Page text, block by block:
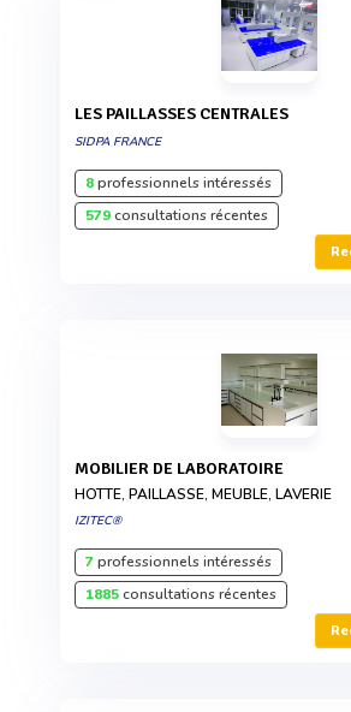
LES PAILLASSES CENTRALES
SIDPA FRANCE
8professionnels intéressés
579consultations récentes
MOBILIER DE LABORATOIRE
HOTTE, PAILLASSE, MEUBLE, LAVERIE
IZITEC®
7professionnels intéressés
1885consultations récentes